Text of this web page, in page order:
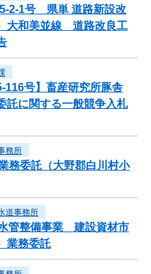
5-2-1号 県単 道路新設改
大和美並線 道路改良工
116号】畜産研究所豚舎
託に関する一般競争入札
務所
務委託（大野郡白川村小
道事務所
管整備事業 建設資材市
業務委託